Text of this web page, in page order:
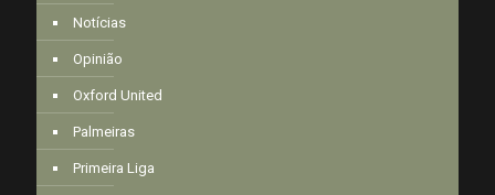
Notícias
Opinião
Oxford United
Palmeiras
Primeira Liga